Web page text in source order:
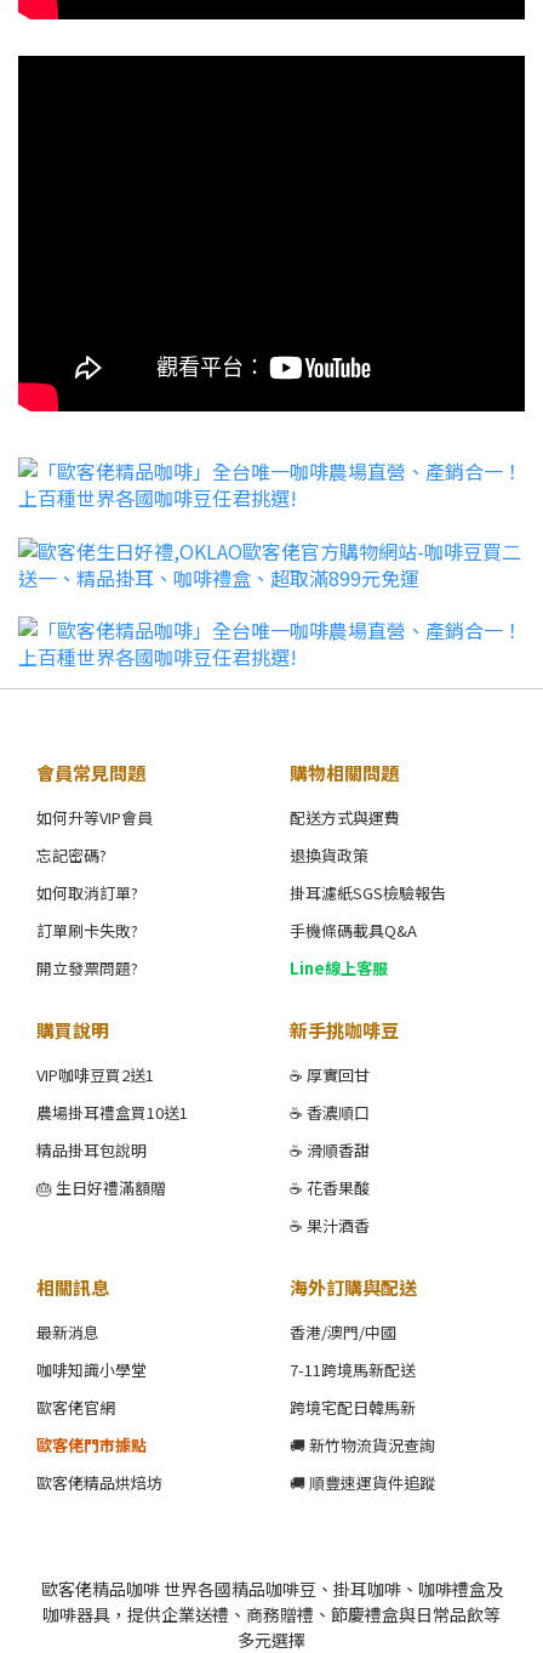
會員常見問題
如何升等VIP會員
忘記密碼?
如何取消訂單?
訂單刷卡失敗?
開立發票問題?
購物相關問題
配送方式與運費
退換貨政策
掛耳濾紙SGS檢驗報告
手機條碼載具Q&A
Line線上客服
購買說明
VIP咖啡豆買2送1
農場掛耳禮盒買10送1
精品掛耳包說明
🎂 生日好禮滿額贈
新手挑咖啡豆
☕ 厚實回甘
☕ 香濃順口
☕ 滑順香甜
☕ 花香果酸
☕ 果汁酒香
相關訊息
最新消息
咖啡知識小學堂
歐客佬官網
歐客佬門市據點
歐客佬精品烘焙坊
海外訂購與配送
香港/澳門/中國
7-11跨境馬新配送
跨境宅配日韓馬新
🚚 新竹物流貨況查詢
🚚 順豐速運貨件追蹤
歐客佬精品咖啡 世界各國精品咖啡豆、掛耳咖啡、咖啡禮盒及
咖啡器具，提供企業送禮、商務贈禮、節慶禮盒與日常品飲等
多元選擇